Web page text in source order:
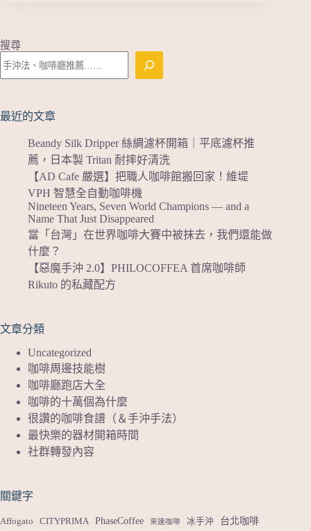
搜尋
最近的文章
Beandy Silk Dripper 絲綢濾杯開箱｜平底濾杯推
薦，日本製 Tritan 耐摔好清洗
【AD Cafe 嚴選】把職人咖啡館搬回家！維堤
VPH 智慧全自動咖啡機
Nineteen Years, Seven World Champions — and a
Name That Just Disappeared
當「台灣」在世界咖啡大賽中被抹去，我們還能做
什麼？
【惡魔手沖 2.0】PHILOCOFFEA 首席咖啡師
Rikuto 的私藏配方
文章分類
Uncategorized
咖啡周邊技能樹
咖啡廳跑店大全
咖啡的十萬個為什麼
很讚的咖啡食譜（＆手沖手法）
最快樂的器材開箱時間
社群轉發內容
關鍵字
Affogato CITYPRIMA PhaseCoffee 來速咖啡 冰手沖 台北咖啡